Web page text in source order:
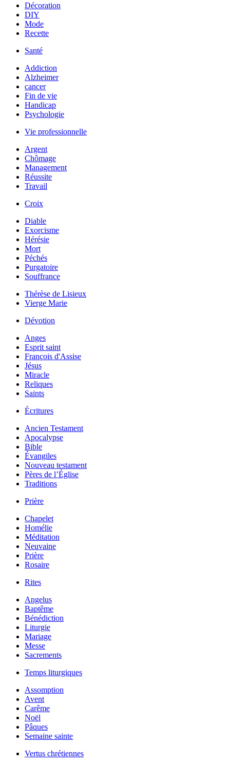
Décoration
DIY
Mode
Recette
Santé
Addiction
Alzheimer
cancer
Fin de vie
Handicap
Psychologie
Vie professionnelle
Argent
Chômage
Management
Réussite
Travail
Croix
Diable
Exorcisme
Hérésie
Mort
Péchés
Purgatoire
Souffrance
Thérèse de Lisieux
Vierge Marie
Dévotion
Anges
Esprit saint
François d'Assise
Jésus
Miracle
Reliques
Saints
Écritures
Ancien Testament
Apocalypse
Bible
Évangiles
Nouveau testament
Pères de l’Église
Traditions
Prière
Chapelet
Homélie
Méditation
Neuvaine
Prière
Rosaire
Rites
Angelus
Baptême
Bénédiction
Liturgie
Mariage
Messe
Sacrements
Temps liturgiques
Assomption
Avent
Carême
Noël
Pâques
Semaine sainte
Vertus chrétiennes